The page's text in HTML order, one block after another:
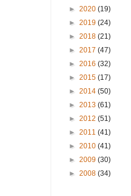
► 2020 (19)
► 2019 (24)
► 2018 (21)
► 2017 (47)
► 2016 (32)
► 2015 (17)
► 2014 (50)
► 2013 (61)
► 2012 (51)
► 2011 (41)
► 2010 (41)
► 2009 (30)
► 2008 (34)